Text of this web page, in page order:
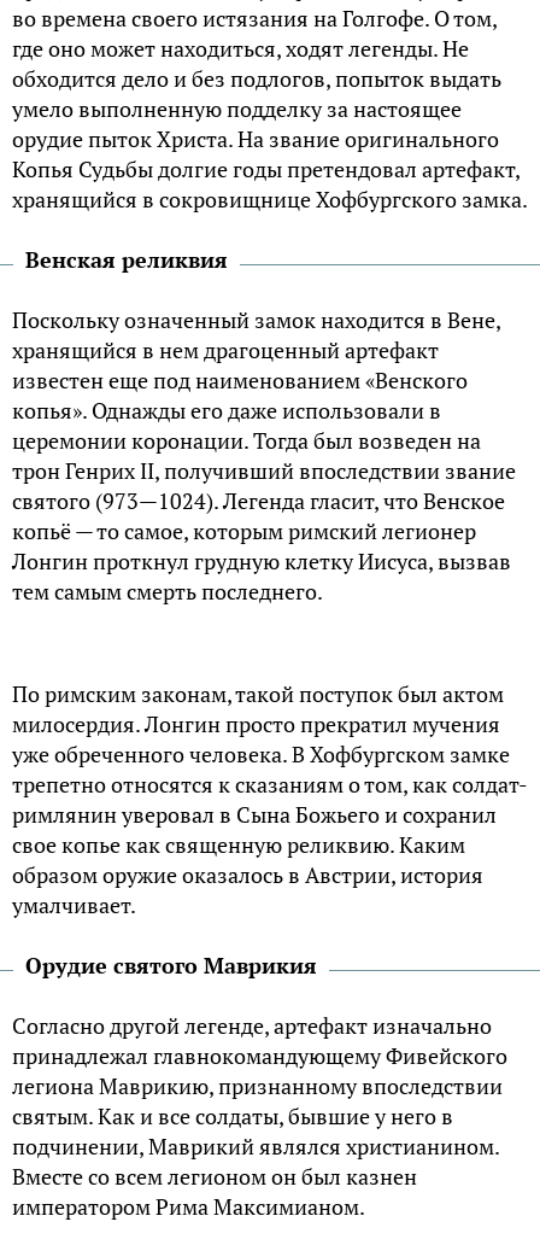
во времена своего истязания на Голгофе. О том,
где оно может находиться, ходят легенды. Не
обходится дело и без подлогов, попыток выдать
умело выполненную подделку за настоящее
орудие пыток Христа. На звание оригинального
Копья Судьбы долгие годы претендовал артефакт,
хранящийся в сокровищнице Хофбургского замка.
Венская реликвия
Поскольку означенный замок находится в Вене,
хранящийся в нем драгоценный артефакт
известен еще под наименованием «Венского
копья». Однажды его даже использовали в
церемонии коронации. Тогда был возведен на
трон Генрих II, получивший впоследствии звание
святого (973—1024). Легенда гласит, что Венское
копьё — то самое, которым римский легионер
Лонгин проткнул грудную клетку Иисуса, вызвав
тем самым смерть последнего.
По римским законам, такой поступок был актом
милосердия. Лонгин просто прекратил мучения
уже обреченного человека. В Хофбургском замке
трепетно относятся к сказаниям о том, как солдат-
римлянин уверовал в Сына Божьего и сохранил
свое копье как священную реликвию. Каким
образом оружие оказалось в Австрии, история
умалчивает.
Орудие святого Маврикия
Согласно другой легенде, артефакт изначально
принадлежал главнокомандующему Фивейского
легиона Маврикию, признанному впоследствии
святым. Как и все солдаты, бывшие у него в
подчинении, Маврикий являлся христианином.
Вместе со всем легионом он был казнен
императором Рима Максимианом.